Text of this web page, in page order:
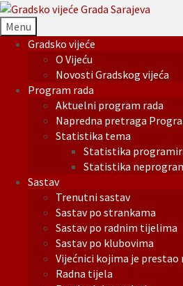
Menu
Gradsko vijeće
O Vijeću
Novosti Gradskog vijeća
Program rada
Aktuelni program rada
Napredna pretraga
Statistika tema
Statistika
Statistika
Sastav
Trenutni sastav
Sastav po strankama
Sastav po radnim tijelima
Sastav po klubovima
Vijećnici kojima je prestao
Radna tijela